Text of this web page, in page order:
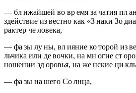
— бл ижайшей во вр емя за чатия пл
здействие из вестно как «З наки Зо
рактер че ловека,
— фа зы лу ны, вл ияние ко торой из
льчика или де вочки, на мн огие ст
ношении зд оровья, на же нские ци
— фа зы на шего Со лнца,